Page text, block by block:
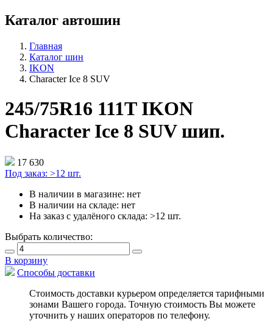
Каталог автошин
Главная
Каталог шин
IKON
Character Ice 8 SUV
245/75R16 111T IKON
Character Ice 8 SUV шип.
17 630
Под заказ: >12 шт.
В наличии в магазине: нет
В наличии на складе: нет
На заказ с удалёного склада: >12 шт.
Выбрать количество:
В корзину
Способы доставки
Стоимость доставки курьером определяется тарифными
зонами Вашего города. Точную стоимость Вы можете
уточнить у наших операторов по телефону.